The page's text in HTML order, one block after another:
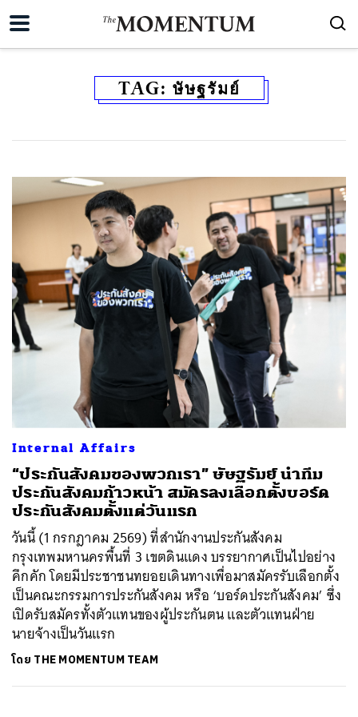
TAG: ษัษฐรัมย์
Internal Affairs
“ประกันสังคมของพวกเรา” ษัษฐรัมย์ นำทีม
ประกันสังคมก้าวหน้า สมัครลงเลือกตั้งบอร์ด
ประกันสังคมตั้งแต่วันแรก
วันนี้ (1 กรกฎาคม 2569) ที่สำนักงานประกันสังคม
กรุงเทพมหานครพื้นที่ 3 เขตดินแดง บรรยากาศเป็นไปอย่าง
คึกคัก โดยมีประชาชนทยอยเดินทางเพื่อมาสมัครรับเลือกตั้ง
เป็นคณะกรรมการประกันสังคม หรือ ‘บอร์ดประกันสังคม’ ซึ่ง
เปิดรับสมัครทั้งตัวแทนของผู้ประกันตน และตัวแทนฝ่าย
นายจ้างเป็นวันแรก
โดย THE MOMENTUM TEAM
SHARE TWEET